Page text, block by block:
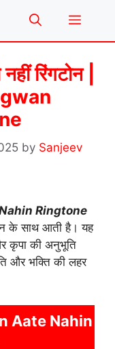
Menu
रिंगटोन |
by Sanjeev
Ringtone
के साथ आती है। यह
कृपा की अनुभूति
और भक्ति की लहर
Aate Nahin